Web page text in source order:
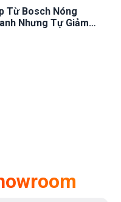
Từ Bosch Nóng
Nhưng Tự Giảm